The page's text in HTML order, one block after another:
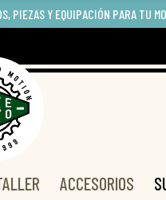
PIEZAS Y EQUIPACIÓN PARA TU
ACCESORIOS